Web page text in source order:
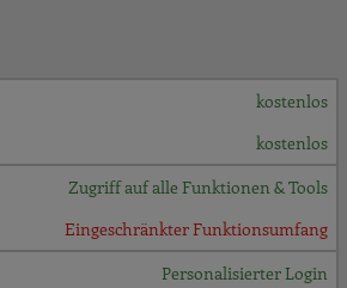
kostenlos
kostenlos
Zugriff auf alle Funktionen & Tools
Eingeschränkter Funktionsumfang
Personalisierter Login